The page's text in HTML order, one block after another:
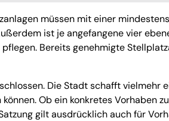
müssen mit einer
ist je angefangene vier
Bereits genehmigte
Die Stadt schafft vielmehr
Ob ein konkretes Vorhaben
gilt ausdrücklich auch für